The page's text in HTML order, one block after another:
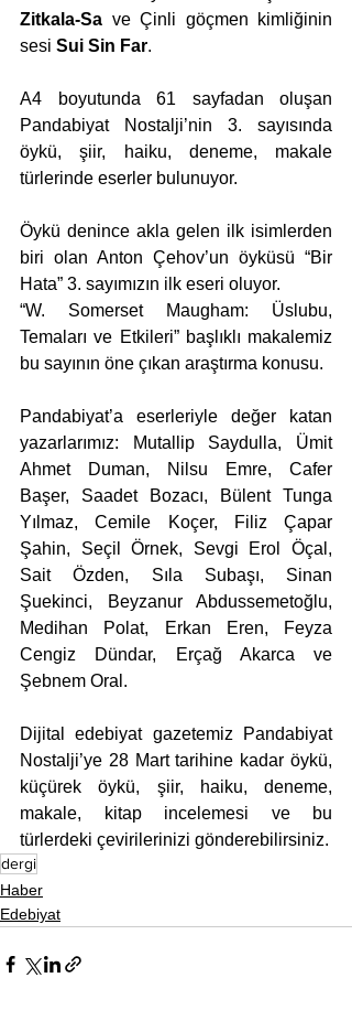
Zitkala-Sa ve Çinli göçmen kimliğinin
sesi Sui Sin Far.
A4 boyutunda 61 sayfadan oluşan
Pandabiyat Nostalji’nin 3. sayısında
öykü, şiir, haiku, deneme, makale
türlerinde eserler bulunuyor.
Öykü denince akla gelen ilk isimlerden
biri olan Anton Çehov’un öyküsü “Bir
Hata” 3. sayımızın ilk eseri oluyor.
“W. Somerset Maugham: Üslubu,
Temaları ve Etkileri” başlıklı makalemiz
bu sayının öne çıkan araştırma konusu.
Pandabiyat’a eserleriyle değer katan
yazarlarımız: Mutallip Saydulla, Ümit
Ahmet Duman, Nilsu Emre, Cafer
Başer, Saadet Bozacı, Bülent Tunga
Yılmaz, Cemile Koçer, Filiz Çapar
Şahin, Seçil Örnek, Sevgi Erol Öçal,
Sait Özden, Sıla Subaşı, Sinan
Şuekinci, Beyzanur Abdussemetoğlu,
Medihan Polat, Erkan Eren, Feyza
Cengiz Dündar, Erçağ Akarca ve
Şebnem Oral.
Dijital edebiyat gazetemiz Pandabiyat
Nostalji’ye 28 Mart tarihine kadar öykü,
küçürek öykü, şiir, haiku, deneme,
makale, kitap incelemesi ve bu
türlerdeki çevirilerinizi gönderebilirsiniz.
dergi
Haber
Edebiyat